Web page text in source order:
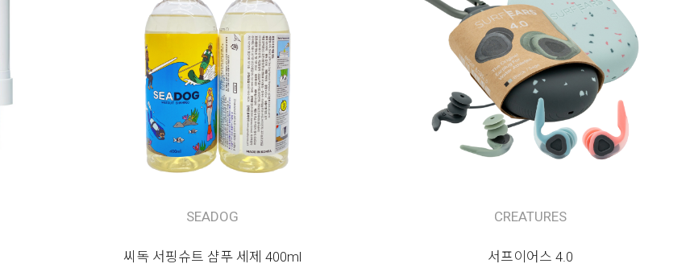
SEADOG
씨독 서핑슈트 샴푸 세제 400ml
CREATURES
서프이어스 4.0